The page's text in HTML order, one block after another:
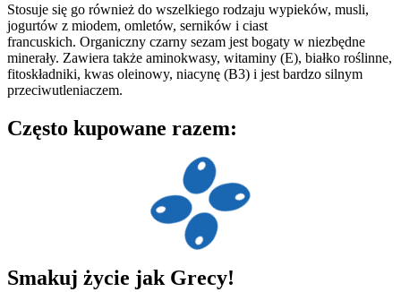
Stosuje się go również do wszelkiego rodzaju wypieków, musli,
jogurtów z miodem, omletów, serników i ciast
francuskich. Organiczny czarny sezam jest bogaty w niezbędne
minerały. Zawiera także aminokwasy, witaminy (E), białko roślinne,
fitoskładniki, kwas oleinowy, niacynę (B3) i jest bardzo silnym
przeciwutleniaczem.
Często kupowane razem:
Smakuj życie jak Grecy!